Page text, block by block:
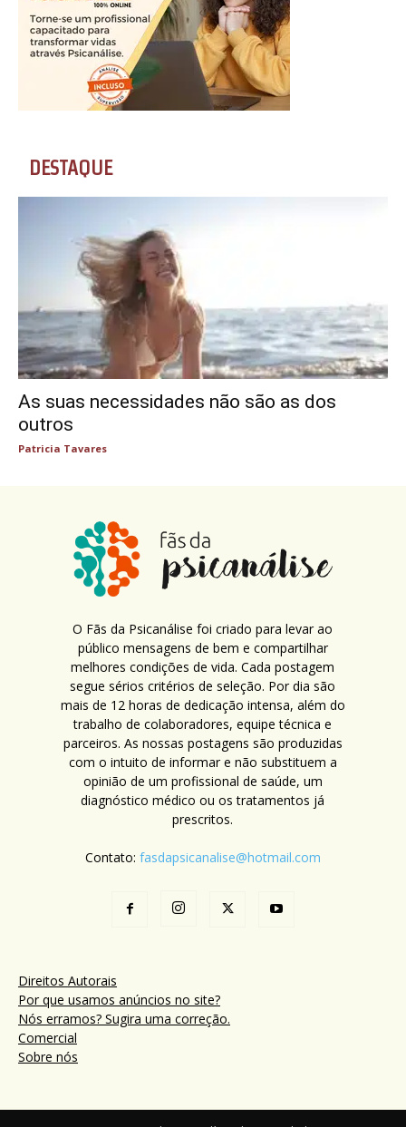
DESTAQUE
As suas necessidades não são as dos
outros
Patricia Tavares
O Fãs da Psicanálise foi criado para levar ao
público mensagens de bem e compartilhar
melhores condições de vida. Cada postagem
segue sérios critérios de seleção. Por dia são
mais de 12 horas de dedicação intensa, além do
trabalho de colaboradores, equipe técnica e
parceiros. As nossas postagens são produzidas
com o intuito de informar e não substituem a
opinião de um profissional de saúde, um
diagnóstico médico ou os tratamentos já
prescritos.
Contato: fasdapsicanalise@hotmail.com
Direitos Autorais
Por que usamos anúncios no site?
Nós erramos? Sugira uma correção.
Comercial
Sobre nós